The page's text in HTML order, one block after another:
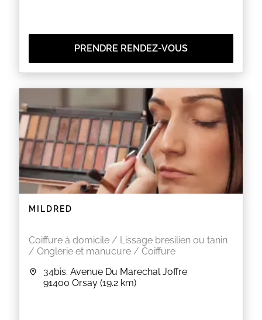
PRENDRE RENDEZ-VOUS
MILDRED
Coiffure à domicile / Lissage bresilien ou tanin
/ Onglerie et manucure / Coiffure
34bis. Avenue Du Marechal Joffre
91400 Orsay (19.2 km)